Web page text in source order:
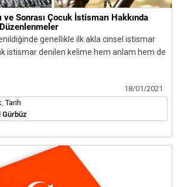
ve Sonrası Çocuk İstismarı Hakkında
genellikle ilk akla cinsel istismar
istismar denilen kelime hem anlam hem de
18/01/2021
,Tarih
Gürbüz